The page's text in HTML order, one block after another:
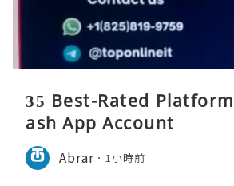
35 Best-Rated
ash App Account
Abrar 1小時前